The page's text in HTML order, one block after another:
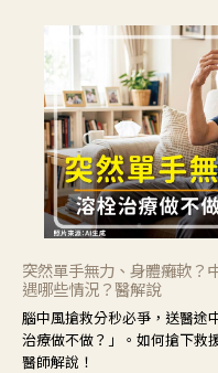
突然單手無力、身體癱軟？
遇哪些情況？醫解說
腦中風搶救分秒必爭，送醫途
治療做不做？」。如何搶下救
醫師解說！